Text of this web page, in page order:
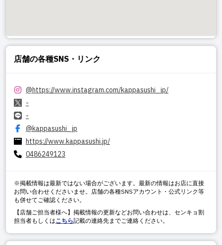
店舗の各種SNS・リンク
@https://www.instagram.com/kappasushi_jp/
-
-
@kappasushi_jp
https://www.kappasushi.jp/
0486249123
※掲載情報は最新ではない場合がございます。最新の情報はお店に直接
お問い合わせくださいませ。店舗の各種SNSアカウント・公式リンク等
も併せてご確認ください。
【店舗ご担当者様へ】掲載情報の更新などお問い合わせは、センキョ割
担当者もしくはこちら記載の連絡先までご連絡ください。